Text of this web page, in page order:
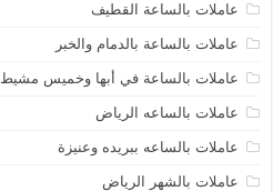
عاملات بالساعة القطيف
عاملات بالساعة بالدمام والخبر
عاملات بالساعة في أبها وخميس مشيط
عاملات بالساعه الرياض
عاملات بالساعه ببريده وعنيزة
عاملات بالشهر الرياض